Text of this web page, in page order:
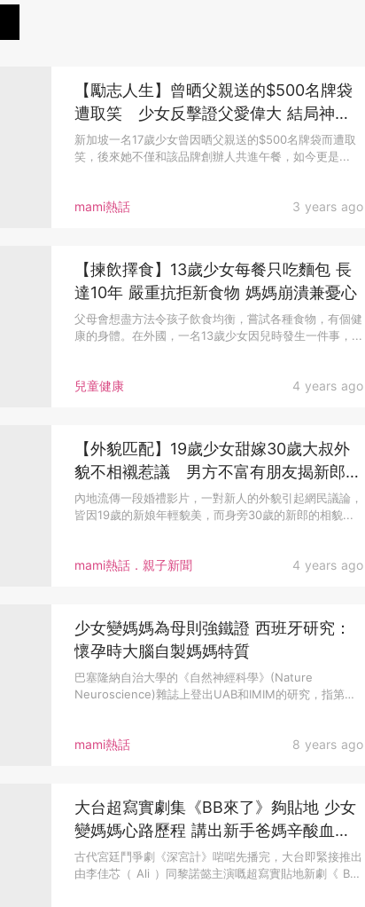
mami熱話 3 years ago
【勵志人生】曾晒父親送的$500名牌袋
遭取笑 少女反擊證父愛偉大 結局神展
開!
新加坡一名17歲少女曾因晒父親送的$500名牌袋而遭取
笑，後來她不僅和該品牌創辦人共進午餐，如今更是...
兒童健康 4 years ago
【揀飲擇食】13歲少女每餐只吃麵包 長
達10年 嚴重抗拒新食物 媽媽崩潰兼憂心
父母會想盡方法令孩子飲食均衡，嘗試各種食物，有個健
康的身體。在外國，一名13歲少女因兒時發生一件事，...
mami熱話．親子新聞 4 years ago
【外貌匹配】19歲少女甜嫁30歲大叔外
貌不相襯惹議 男方不富有朋友揭新郎一
長處擄芳心
內地流傳一段婚禮影片，一對新人的外貌引起網民議論，
皆因19歲的新娘年輕貌美，而身旁30歲的新郎的相貌...
mami熱話 8 years ago
少女變媽媽為母則強鐵證 西班牙研究：
懷孕時大腦自製媽媽特質
巴塞隆納自治大學的《自然神經科學》(Nature
Neuroscience)雜誌上登出UAB和IMIM的研究，指第一
大台超寫實劇集《BB來了》夠貼地 少女
變媽媽心路歷程 講出新手爸媽辛酸血淚
史
古代宮廷鬥爭劇《深宮計》啱啱先播完，大台即緊接推出
由李佳芯（ Ali ）同黎諾懿主演嘅超寫實貼地新劇《 BB